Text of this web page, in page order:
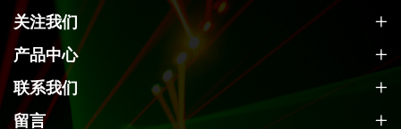
关注我们
产品中心
联系我们
留言